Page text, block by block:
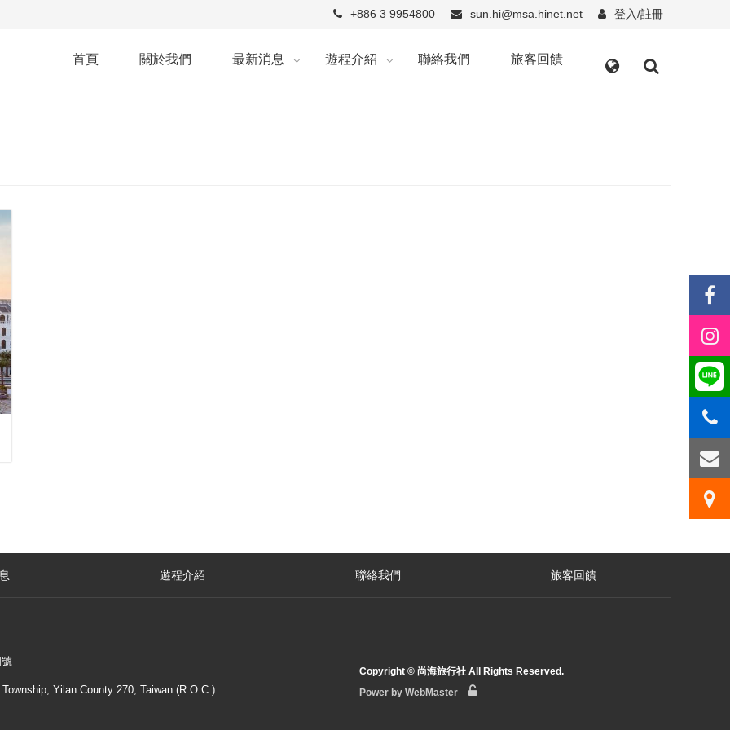
+886 3 9954800 sun.hi@msa.hinet.net 登入/註冊
首頁 關於我們 最新消息 遊程介紹 聯絡我們 旅客回饋
遊程介紹 聯絡我們 旅客回饋
Yilan County 270, Taiwan (R.O.C.)
Copyright © 尚海旅行社 All Rights Reserved.
Power by WebMaster